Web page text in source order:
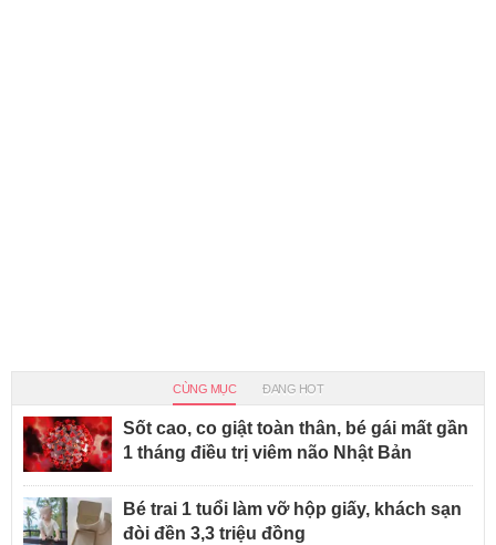
CÙNG MỤC ĐANG HOT
Sốt cao, co giật toàn thân, bé gái mất gần
1 tháng điều trị viêm não Nhật Bản
Bé trai 1 tuổi làm vỡ hộp giấy, khách sạn
đòi đền 3,3 triệu đồng